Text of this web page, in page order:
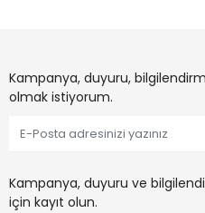
Kampanya, duyuru,
olmak istiyorum.
Kampanya, duyuru ve
için kayıt olun.